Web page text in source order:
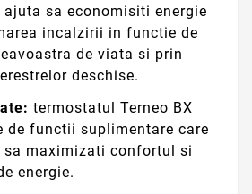
ajuta sa economisiti energie
incalzirii in functie de
de viata si prin
deschise.
termostatul Terneo BX
de functii suplimentare care
maximizati confortul si
energie.